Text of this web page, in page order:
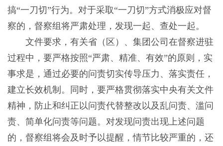
搞“一刀切”行为。对于采取“一刀切”方式消极应对督
察的，督察组将严肃处理，发现一起、查处一起。
文件要求，有关省（区）、集团公司在督察进驻
过程中，要严格按照“严肃、精准、有效”的原则，实
事求是，通过必要的问责切实传导压力、落实责任，
建立长效机制。同时，要严格贯彻落实中央有关文件
精神，防止和纠正以问责代替整改以及乱问责、滥问
责、简单化问责等问题。对发现问责出现上述问题
的，督察组将会及时予以提醒，情节比较严重的，还